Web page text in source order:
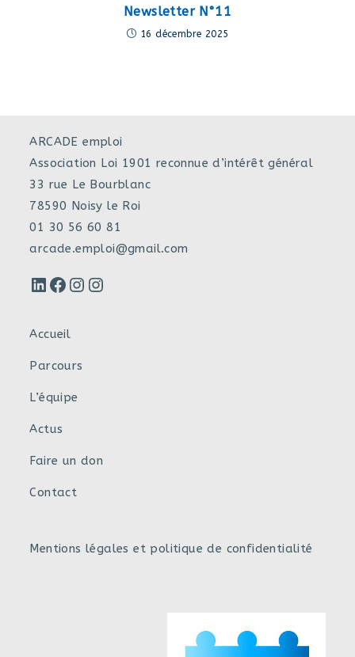
Newsletter N°11
16 décembre 2025
ARCADE emploi
Association Loi 1901 reconnue d’intérêt général
33 rue Le Bourblanc
78590 Noisy le Roi
01 30 56 60 81
arcade.emploi@gmail.com
LinkedIn
Facebook
Instagram
Instagram
Accueil
Parcours
L’équipe
Actus
Faire un don
Contact
Mentions légales et politique de confidentialité